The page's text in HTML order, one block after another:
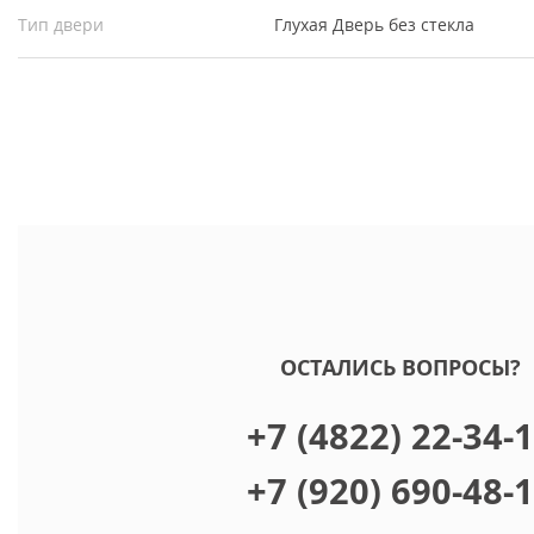
Тип двери Глухая Дверь без стекла
ОСТАЛИСЬ ВОПРОСЫ?
+7 (4822) 22-34-
+7 (920) 690-48-